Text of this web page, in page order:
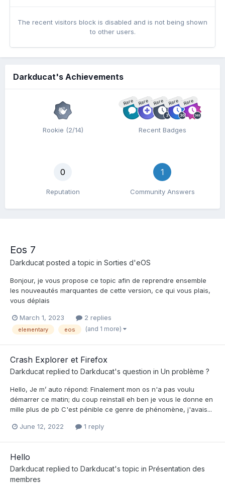
The recent visitors block is disabled and is not being shown
to other users.
Darkducat's Achievements
Rookie (2/14)
Rare Rare Rare Rare Rare
Recent Badges
0
Reputation
1
Community Answers
Eos 7
Darkducat posted a topic in Sorties d'eOS
Bonjour, je vous propose ce topic afin de reprendre ensemble
les nouveautés marquantes de cette version, ce qui vous plais,
vous déplais
March 1, 2023 2 replies
elementary eos (and 1 more)
Crash Explorer et Firefox
Darkducat replied to Darkducat's question in Un problème ?
Hello, Je m’ auto répond: Finalement mon os n'a pas voulu
démarrer ce matin; du coup reinstall eh ben je vous le donne en
mille plus de pb C'est pénible ce genre de phénomène, j'avais...
June 12, 2022 1 reply
Hello
Darkducat replied to Darkducat's topic in Présentation des
membres